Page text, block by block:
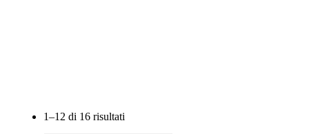
1–12 di 16 risultati